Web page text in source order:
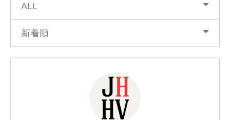
ALL
新着順